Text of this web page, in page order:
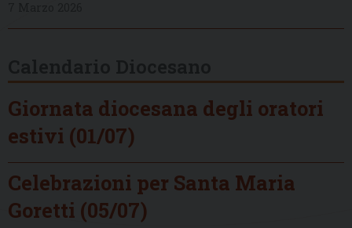
Giornata diocesana degli oratori
estivi (01/07)
Celebrazioni per Santa Maria
Goretti (05/07)